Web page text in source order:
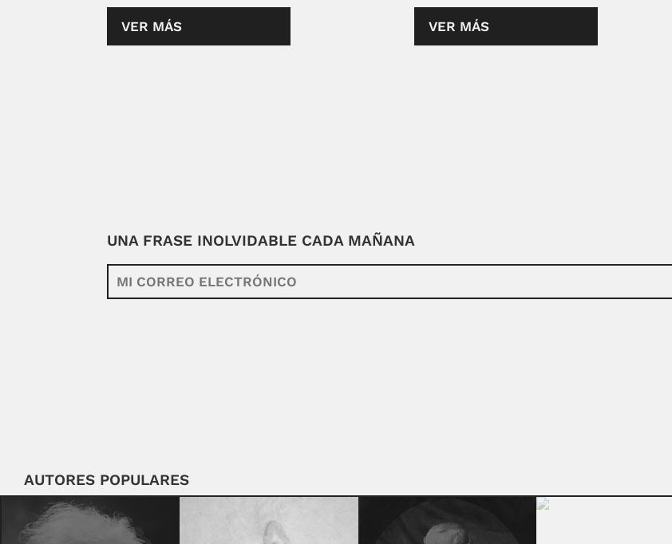
VER MÁS VER MÁS
UNA FRASE INOLVIDABLE CADA MAÑANA
AUTORES POPULARES